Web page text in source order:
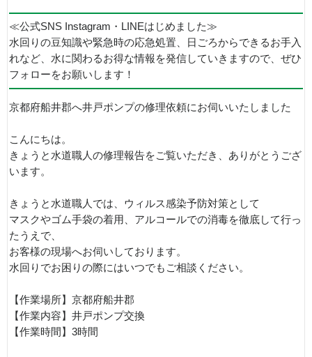
≪公式SNS Instagram・LINEはじめました≫
水回りの豆知識や緊急時の応急処置、日ごろからできるお手入
れなど、水に関わるお得な情報を発信していきますので、ぜひ
フォローをお願いします！
京都府船井郡へ井戸ポンプの修理依頼にお伺いいたしました
こんにちは。
きょうと水道職人の修理報告をご覧いただき、ありがとうござ
います。
きょうと水道職人では、ウィルス感染予防対策として
マスクやゴム手袋の着用、アルコールでの消毒を徹底して行っ
たうえで、
お客様の現場へお伺いしております。
水回りでお困りの際にはいつでもご相談ください。
【作業場所】京都府船井郡
【作業内容】井戸ポンプ交換
【作業時間】3時間